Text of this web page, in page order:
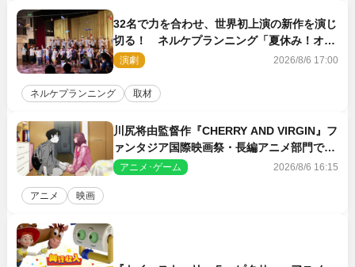
32名で力を合わせ、世界初上演の新作を演じ
切る！ ネルケプランニング「夏休み！オ
ン・ワークショップ2026」レポート【最終
日】
演劇 2026/8/6 17:00
ネルケプランニング 取材
川尻将由監督作『CHERRY AND VIRGIN』フ
ァンタジア国際映画祭・長編アニメ部門で観
客賞・金賞受賞！
アニメ･ゲーム 2026/8/6 16:15
アニメ 映画